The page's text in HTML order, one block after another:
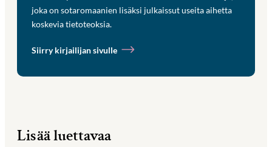
joka on sotaromaanien lisäksi julkaissut useita aihetta
koskevia tietoteoksia.
Siirry kirjailijan sivulle
Lisää luettavaa